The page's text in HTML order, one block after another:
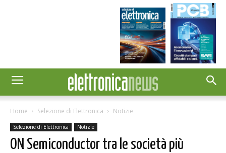
Home Selezione di Elettronica Notizie
Selezione di Elettronica Notizie
ON Semiconductor tra le società più